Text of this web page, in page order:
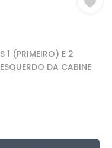
1 (PRIMEIRO) E 2
DA CABINE